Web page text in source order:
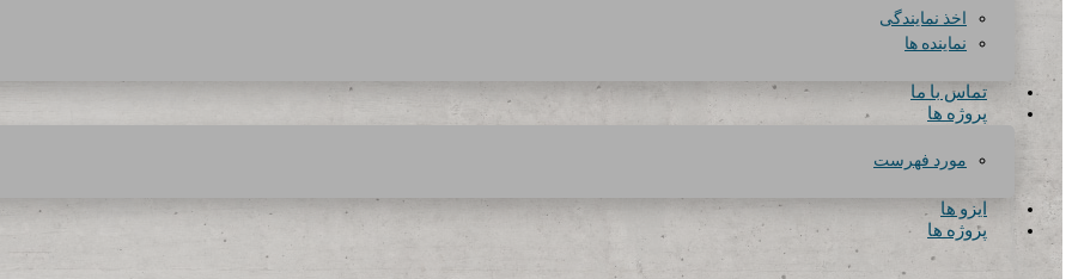
اخذ نمایندگی
نماینده ها
تماس با ما
پروژه ها
مورد فهرست
ایزو ها
پروژه ها